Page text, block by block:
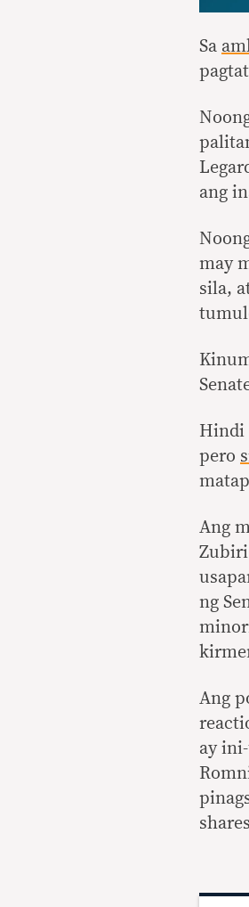
Sa
ang
may
sila,
Hindi
pero
Ang
Zubiri
ng
Ang
ay